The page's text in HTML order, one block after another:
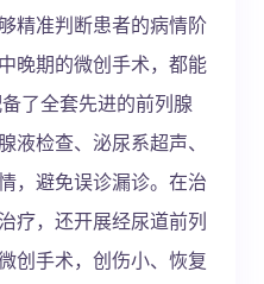
精准判断患者的病情阶
晚期的微创手术，都能
了全套先进的前列腺
液检查、泌尿系超声、
，避免误诊漏诊。在治
疗，还开展经尿道前列
创手术，创伤小、恢复